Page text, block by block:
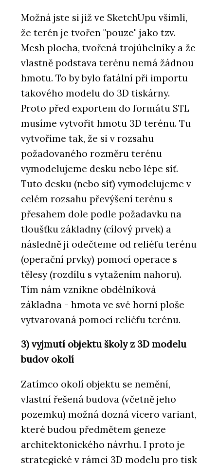
Možná jste si již ve SketchUpu všimli,
že terén je tvořen "pouze" jako tzv.
Mesh plocha, tvořená trojúhelníky a že
vlastně podstava terénu nemá žádnou
hmotu. To by bylo fatální při importu
takového modelu do 3D tiskárny.
Proto před exportem do formátu STL
musíme vytvořit hmotu 3D terénu. Tu
vytvoříme tak, že si v rozsahu
požadovaného rozměru terénu
vymodelujeme desku nebo lépe síť.
Tuto desku (nebo síť) vymodelujeme v
celém rozsahu převýšení terénu s
přesahem dole podle požadavku na
tloušťku základny (cílový prvek) a
následně ji odečteme od reliéfu terénu
(operační prvky) pomocí operace s
tělesy (rozdílu s vytažením nahoru).
Tím nám vznikne obdélníková
základna - hmota ve své horní ploše
vytvarovaná pomocí reliéfu terénu.
3) vyjmutí objektu školy z 3D modelu
budov okolí
Zatímco okolí objektu se nemění,
vlastní řešená budova (včetně jeho
pozemku) možná dozná vícero variant,
které budou předmětem geneze
architektonického návrhu. I proto je
strategické v rámci 3D modelu pro tisk